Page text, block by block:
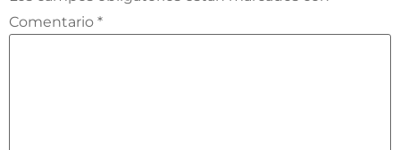
Comentario *